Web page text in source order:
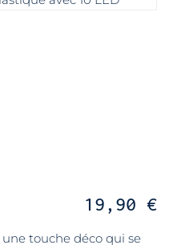
19,90 €
touche déco qui se